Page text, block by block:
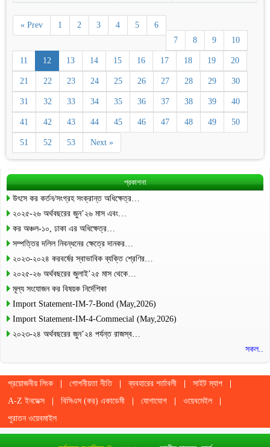
« Prev 1 2 3 4 5
6
7
8 9 10
11 12 13 14 15 16 17 18 19 20
21 22 23 24 25 26 27 28 29 30
31 32 33 34 35 36 37 38 39 40
41 42 43 44 45 46 47 48 49 50
51 52 53 Next »
প্রকাশনা
উৎসে কর কর্তন/সংগ্রহ সংক্রান্ত অধিক্ষেত্র…
২০২৫-২৬ অর্থবছরের জুন’২৬ মাস এবং…
কর অঞ্চল-১০, ঢাকা এর অধিক্ষেত্র…
সম্পত্তির দলিল নিবন্ধনের ক্ষেত্রে দানকর…
২০২৩-২০২৪ করবর্ষের স্বাভাবিক ব্যক্তি শ্রেণির…
২০২৫-২৬ অর্থবছরের জুলাই’২৫ মাস থেকে…
মূল্য সংযোজন কর বিষয়ক নির্দেশিকা
Import Statement-IM-7-Bond (May,2026)
Import Statement-IM-4-Commecial (May,2026)
২০২৩-২৪ অর্থবছরের জুন’২৪ পর্যন্ত রাজস্ব…
সকল..
প্রয়োজনীয় লিংক গোপনীয়তা নীতি ব্যবহারের শর্তাবলী
সাইট ম্যাপ
A-Z ইনডেক্স
বিসিএস (কর) একাডেমী যোগাযোগ
ওয়েবমেইল
পুরাতন ওয়েবমাইল